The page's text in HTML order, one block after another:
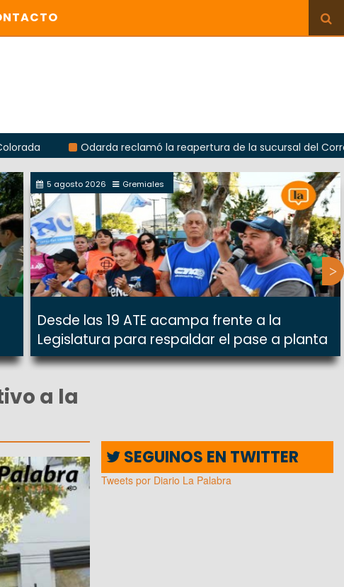
Odarda reclamó la reapertura de la sucursal del Correo
5 agosto 2026 Gremiales
Desde las 19 ATE acampa frente a la
Legislatura para respaldar el pase a planta
a la
SEGUINOS EN TWITTER
Tweets por Diario La Palabra